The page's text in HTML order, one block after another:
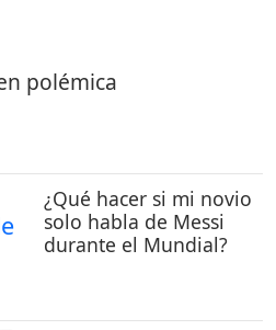
polémica
¿Qué hacer si mi novio
solo habla de Messi
durante el Mundial?